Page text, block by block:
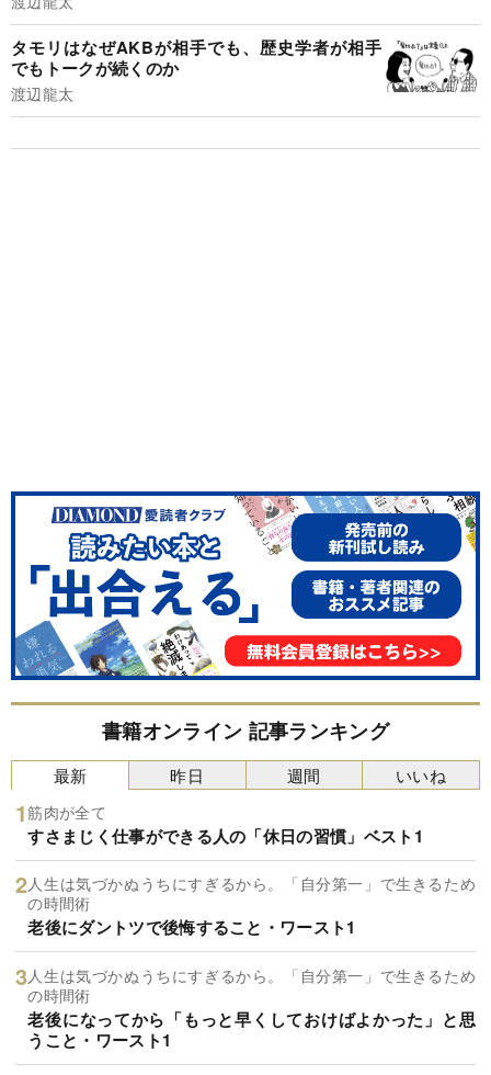
タモリはなぜAKBが相手でも、歴史学者が相手
でもトークが続くのか
渡辺龍太
書籍オンライン 記事ランキング
最新
筋肉が全て
すさまじく仕事ができる人の「休日の習慣」ベスト1
人生は気づかぬうちにすぎるから。「自分第一」で生きるため
の時間術
老後にダントツで後悔すること・ワースト1
人生は気づかぬうちにすぎるから。「自分第一」で生きるため
の時間術
老後になってから「もっと早くしておけばよかった」と思
うこと・ワースト1
昨日 週間 いいね